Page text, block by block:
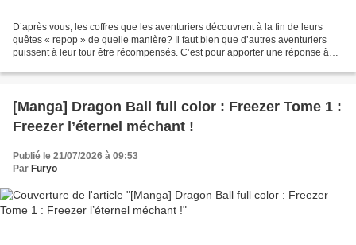
D’après vous, les coffres que les aventuriers découvrent à la fin de leurs
quêtes « repop » de quelle manière? Il faut bien que d’autres aventuriers
puissent à leur tour être récompensés. C’est pour apporter une réponse à
[Manga] Dragon Ball full color : Freezer Tome 1 :
Freezer l’éternel méchant !
Publié le 21/07/2026 à 09:53
Par Furyo